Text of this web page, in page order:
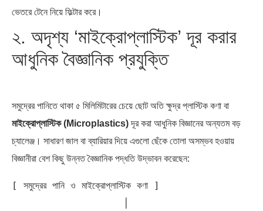
ভেতরে টেনে নিয়ে ফিল্টার করে।
২. অদৃশ্য ‘মাইক্রোপ্লাস্টিক’ দূর করার
আধুনিক বৈজ্ঞানিক প্রযুক্তি
সমুদ্রের পানিতে থাকা ৫ মিলিমিটারের চেয়ে ছোট অতি ক্ষুদ্র প্লাস্টিক কণা বা
মাইক্রোপ্লাস্টিক (Microplastics)দূর করা আধুনিক বিজ্ঞানের অন্যতম বড়
চ্যালেঞ্জ। সাধারণ জাল বা ব্যারিয়ার দিয়ে এগুলো ছেঁকে তোলা অসম্ভব হওয়ায়
বিজ্ঞানীরা বেশ কিছু উন্নত বৈজ্ঞানিক পদ্ধতি উদ্ভাবন করেছেন:
[ সমুদ্রের পানি ও মাইক্রোপ্লাস্টিক কণা ]